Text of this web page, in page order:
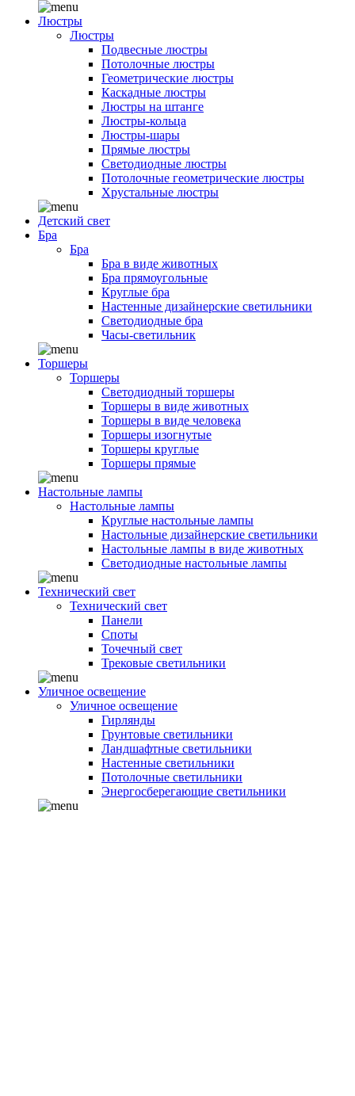
Люстры
Люстры
Подвесные люстры
Потолочные люстры
Геометрические люстры
Каскадные люстры
Люстры на штанге
Люстры-кольца
Люстры-шары
Прямые люстры
Светодиодные люстры
Потолочные геометрические люстры
Хрустальные люстры
Детский свет
Бра
Бра
Бра в виде животных
Бра прямоугольные
Круглые бра
Настенные дизайнерские светильники
Светодиодные бра
Часы-светильник
Торшеры
Торшеры
Светодиодный торшеры
Торшеры в виде животных
Торшеры в виде человека
Торшеры изогнутые
Торшеры круглые
Торшеры прямые
Настольные лампы
Настольные лампы
Круглые настольные лампы
Настольные дизайнерские светильники
Настольные лампы в виде животных
Светодиодные настольные лампы
Технический свет
Технический свет
Панели
Споты
Точечный свет
Трековые светильники
Уличное освещение
Уличное освещение
Гирлянды
Грунтовые светильники
Ландшафтные светильники
Настенные светильники
Потолочные светильники
Энергосберегающие светильники